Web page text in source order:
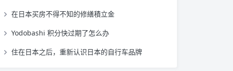
在日本买房不得不知的修繕積立金
Yodobashi 积分快过期了怎么办
住在日本之后，重新认识日本的自行车品牌